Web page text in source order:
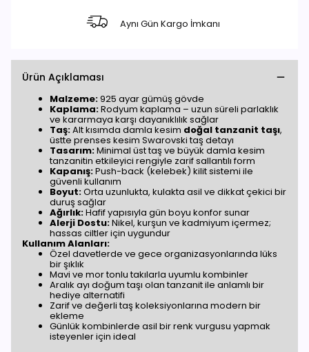
Aynı Gün Kargo İmkanı
Ürün Açıklaması
Malzeme:925 ayar gümüş gövde
Kaplama:Rodyum kaplama – uzun süreli parlaklık
ve kararmaya karşı dayanıklılık sağlar
Taş:Alt kısımda damla kesim doğal tanzanit taşı,
üstte prenses kesim Swarovski taş detayı
Tasarım:Minimal üst taş ve büyük damla kesim
tanzanitin etkileyici rengiyle zarif sallantılı form
Kapanış:Push-back (kelebek) kilit sistemi ile
güvenli kullanım
Boyut:Orta uzunlukta, kulakta asil ve dikkat çekici bir
duruş sağlar
Ağırlık:Hafif yapısıyla gün boyu konfor sunar
Alerji Dostu:Nikel, kurşun ve kadmiyum içermez;
hassas ciltler için uygundur
Kullanım Alanları:
Özel davetlerde ve gece organizasyonlarında lüks
bir şıklık
Mavi ve mor tonlu takılarla uyumlu kombinler
Aralık ayı doğum taşı olan tanzanit ile anlamlı bir
hediye alternatifi
Zarif ve değerli taş koleksiyonlarına modern bir
ekleme
Günlük kombinlerde asil bir renk vurgusu yapmak
isteyenler için ideal